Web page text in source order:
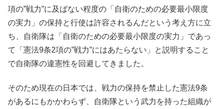
項の”戦力”に及ばない程度の「自衛のための必要最小限度
の実力」の保持と行使は許容されるんだという考え方に立
ち、自衛隊は「自衛のための必要最小限度の実力」であっ
て「憲法9条2項の”戦力”にはあたらない」と説明すること
で自衛隊の違憲性を回避してきました。
そのため現在の日本では、戦力の保持を禁止した憲法9条
があるにもかかわらず、自衛隊という武力を持った組織が